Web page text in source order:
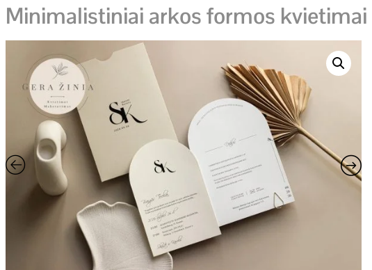
Minimalistiniai arkos formos kvietimai